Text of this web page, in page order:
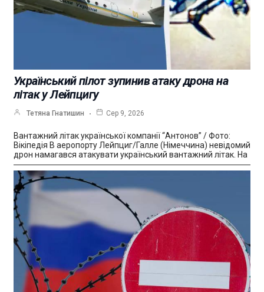
Український пілот зупинив атаку дрона на
літак у Лейпцигу
Тетяна Гнатишин Сер 9, 2026
Вантажний літак української компанії “Антонов” / Фото:
Вікіпедія В аеропорту Лейпциг/Галле (Німеччина) невідомий
дрон намагався атакувати український вантажний літак. На